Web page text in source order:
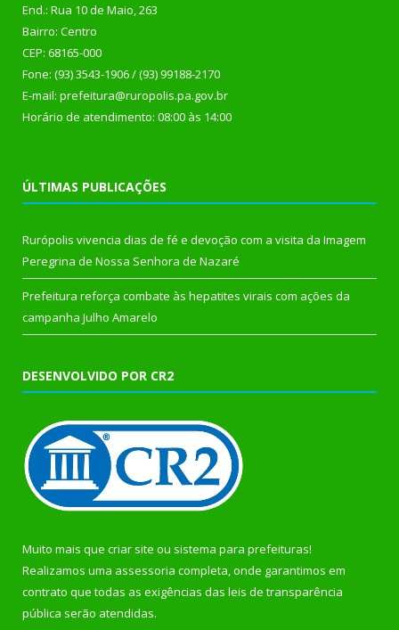
End.: Rua 10 de Maio, 263
Bairro: Centro
CEP: 68165-000
Fone: (93) 3543-1906 / (93) 99188-2170
E-mail: prefeitura@ruropolis.pa.gov.br
Horário de atendimento: 08:00 às 14:00
ÚLTIMAS PUBLICAÇÕES
Rurópolis vivencia dias de fé e devoção com a visita da Imagem
Peregrina de Nossa Senhora de Nazaré
Prefeitura reforça combate às hepatites virais com ações da
campanha Julho Amarelo
DESENVOLVIDO POR CR2
Muito mais que criar site ou sistema para prefeituras!
Realizamos uma assessoria completa, onde garantimos em
contrato que todas as exigências das leis de transparência
pública serão atendidas.